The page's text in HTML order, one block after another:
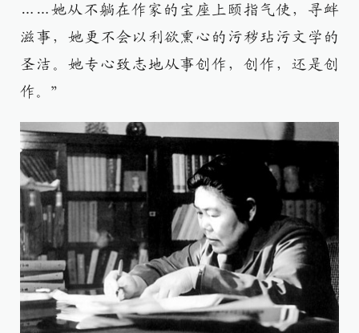
……她从不躺在作家的宝座上颐指气使，寻衅
滋事，她更不会以利欲熏心的污秽玷污文学的
圣洁。她专心致志地从事创作，创作，还是创
作。”